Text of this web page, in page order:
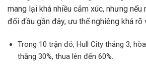
mang lại khá nhiều cảm xúc, nhưng nếu
đối đầu gần đây, ưu thế nghiêng khá rõ
Trong 10 trận đó, Hull City thắng 3,
thắng 30%, thua lên đến 60%.